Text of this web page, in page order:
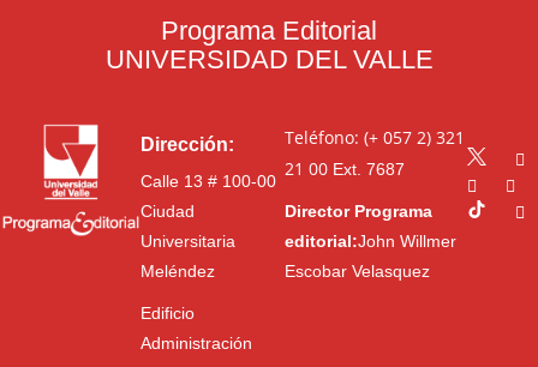
Programa Editorial
UNIVERSIDAD DEL VALLE
Dirección:
Calle 13 # 100-00
Ciudad
Universitaria
Meléndez
Edificio
Administración
Teléfono: (+ 057 2) 321
21 00Ext. 7687
Director Programa
editorial:John Willmer
Escobar Velasquez